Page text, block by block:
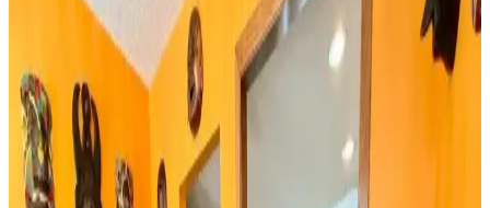
İki farklı yeşil çam dalı ürününün detaylı özellikleri, kullanıcı
yorumları ve kullanım alanları karşılaştırmasıyla yılbaşı
dekorasyonunuza en uygun seçimi yapın.
Rattan Ayakkabılık: Doğal Şıklık ve Fonksiyonellik
Sunan Dekorasyon Seçeneği
Rattan ayakkabılık, doğal malzeme kullanımı ve estetik
görünümüyle modern ve sürdürülebilir dekorasyonun vazgeçilmez